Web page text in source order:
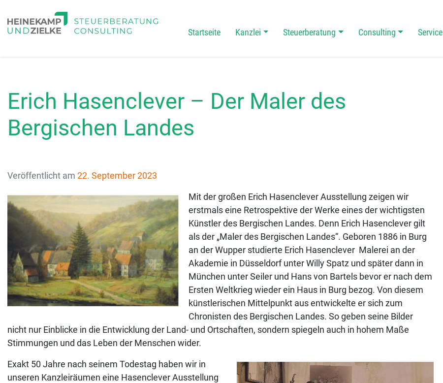
Main Navigation
Startseite Kanzlei Steuerberatung Consulting Service
Erich Hasenclever – Der Maler des
Bergischen Landes
Veröffentlicht am 22. September 2023
Mit der großen Erich Hasenclever Ausstellung zeigen wir
erstmals eine Retrospektive der Werke eines der wichtigsten
Künstler des Bergischen Landes. Denn Erich Hasenclever gilt
als der „Maler des Bergischen Landes“. Geboren 1886 in Burg
an der Wupper studierte Erich Hasenclever Malerei an der
Akademie in Düsseldorf unter Willy Spatz und später dann in
München unter Seiler und Hans von Bartels bevor er nach dem
Ersten Weltkrieg wieder ein Haus in Burg bezog. Von diesem
künstlerischen Mittelpunkt aus entwickelte er sich zum
Chronisten des Bergischen Landes. So geben seine Bilder
nicht nur Einblicke in die Entwicklung der Land- und Ortschaften, sondern spiegeln auch in hohem Maße
Stimmungen und das Leben der Menschen wider.
Exakt 50 Jahre nach seinem Todestag haben wir in
unseren Kanzleiräumen eine Hasenclever Ausstellung